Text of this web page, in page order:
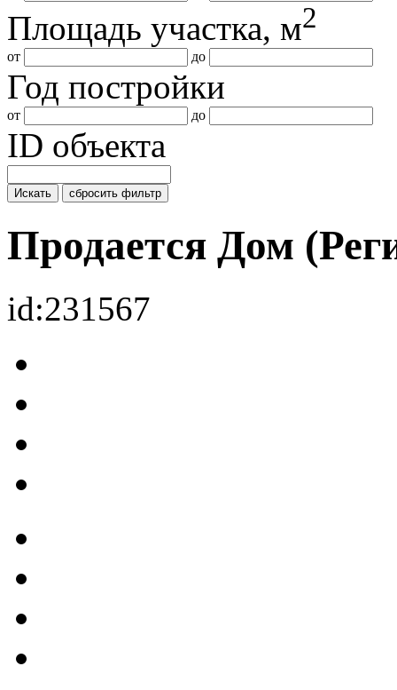
Площадь участка, м2
от до
Год постройки
от до
ID объекта
Искать сбросить фильтр
Продается Дом
id:231567